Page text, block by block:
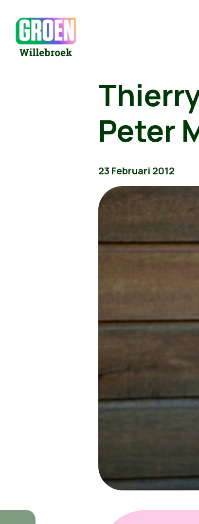
Peter
23 Februari 2012